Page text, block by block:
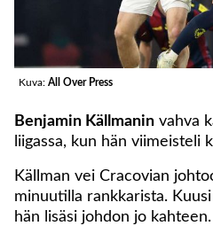
Kuva: All Over Press
Benjamin Källmanin vahva
liigassa, kun hän viimeisteli
Källman vei Cracovian
minuutilla rankkarista.
hän lisäsi johdon jo kahteen.